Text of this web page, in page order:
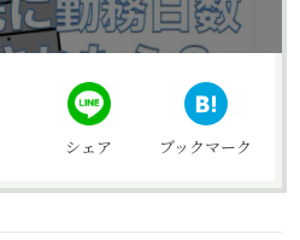
シェア ブックマーク